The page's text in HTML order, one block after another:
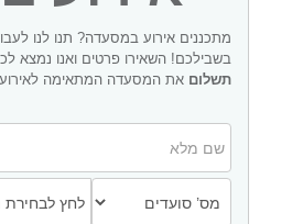
מתכננים אירוע במסעדה? תנו לנו
בשבילכם! השאירו פרטים ואנו נמצא
תשלום את המסעדה המתאימה